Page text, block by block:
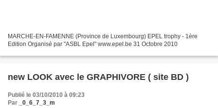
MARCHE-EN-FAMENNE (Province de Luxembourg) EPEL trophy - 1ère
Edition Organisé par "ASBL Epel" www.epel.be 31 Octobre 2010
new LOOK avec le GRAPHIVORE ( site BD )
Publié le 03/10/2010 à 09:23
Par
_0_6_7_3_m